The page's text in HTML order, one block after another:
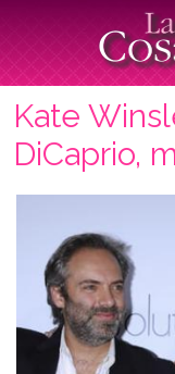
Kate
DiCaprio,